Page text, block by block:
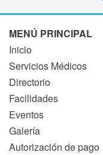
MENÚ PRINCIPAL
Inicio
Servicios Médicos
Directorio
Facilidades
Eventos
Galería
Autorización de pago